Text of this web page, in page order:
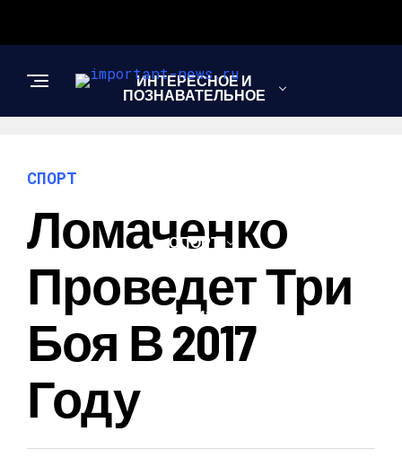
ИНТЕРЕСНОЕ И
ПОЗНАВАТЕЛЬНОЕ
СПОРТ
ШОУ-БИЗНЕС
СПОРТ
Ломаченко
Проведет Три
Боя В 2017
Году